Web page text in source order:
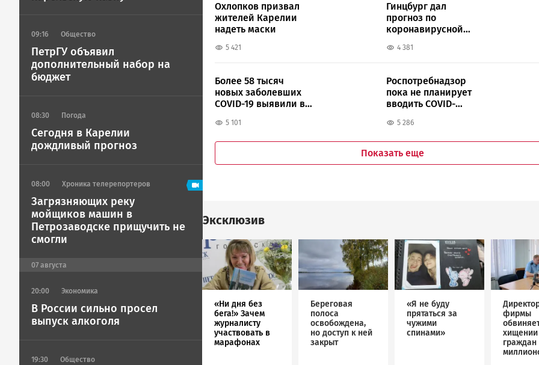
09:16 Общество
ПетрГУ объявил
дополнительный набор на
бюджет
08:30 Погода
Сегодня в Карелии
дождливый прогноз
08:00 Хроника телерепортеров
Загрязняющих реку
мойщиков машин в
Петрозаводске прищучить не
смогли
07 августа
20:00 Экономика
В России сильно просел
выпуск алкоголя
19:30 Общество
Охлопков призвал
жителей Карелии
надеть маски
5 421
Гинцбург дал
прогноз по
коронавирусной
4 381
Более 58 тысяч
новых заболевших
COVID-19 выявили в
5 101
Роспотребнадзор
пока не планирует
вводить COVID-
Карелии
5 286
Показать еще
Эксклюзив
Image
«Ни дня без
бега!» Зачем
журналисту
участвовать в
марафонах
Береговая
полоса
освобождена,
но доступ к ней
закрыт
Image
«Я не буду
прятаться за
чужими
спинами»
фирмы
хищении
граждан